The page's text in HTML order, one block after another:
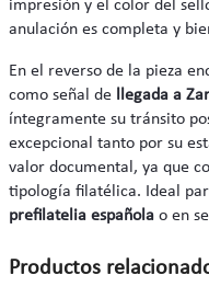
impresión y el color del
anulación es completa y
En el reverso de la pieza
como señal de
llegada a
íntegramente su tránsito
excepcional tanto por su
valor documental, ya que
tipología filatélica. Ideal
prefilatelia española o en
Productos